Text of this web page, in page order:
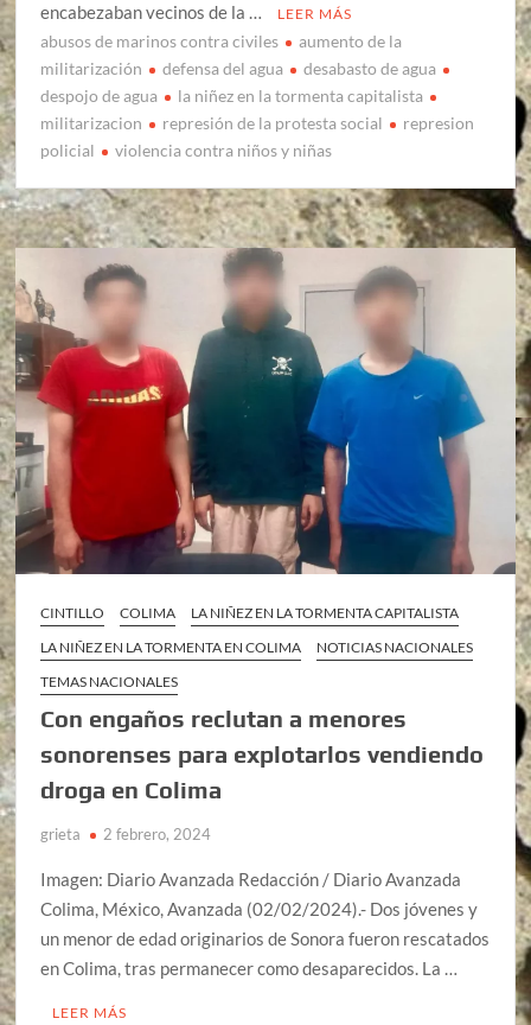
encabezaban vecinos de la …
LEER MÁS
abusos de marinos contra civiles
aumento de la
militarización
defensa del agua
desabasto de agua
despojo de agua
la niñez en la tormenta capitalista
militarizacion
represión de la protesta social
represion
policial
violencia contra niños y niñas
CINTILLO COLIMA
LA NIÑEZ EN LA TORMENTA CAPITALISTA
LA NIÑEZ EN LA TORMENTA EN COLIMA
NOTICIAS NACIONALES
TEMAS NACIONALES
Con engaños reclutan a menores
sonorenses para explotarlos vendiendo
droga en Colima
grieta 2 febrero, 2024
Imagen: Diario Avanzada Redacción / Diario Avanzada
Colima, México, Avanzada (02/02/2024).- Dos jóvenes y
un menor de edad originarios de Sonora fueron rescatados
en Colima, tras permanecer como desaparecidos. La …
LEER MÁS